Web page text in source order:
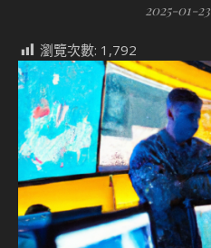
2025-01-23
瀏覽次數: 1,792